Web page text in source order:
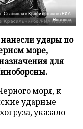
Станислав Красильников/РИА
Новости
удары по
море,
для
моря, к
ударные
указало